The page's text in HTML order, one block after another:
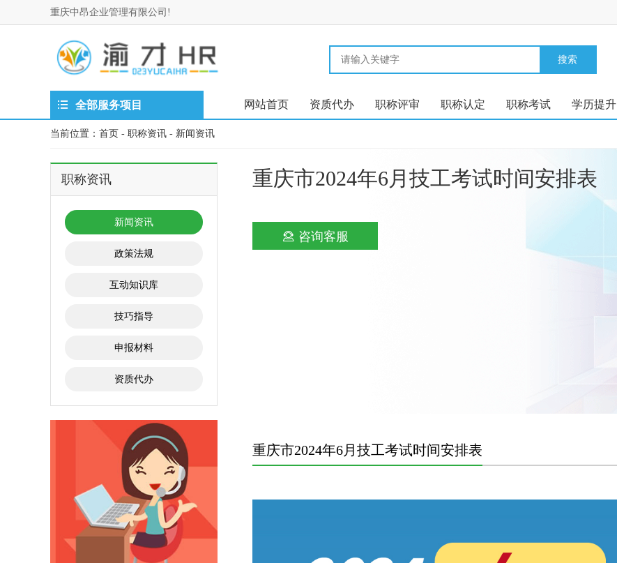
重庆中昂企业管理有限公司!
全部服务项目 网站首页 资质代办 职称评审 职称认定 职称考试 学历提升
当前位置： 首页 - 职称资讯 - 新闻资讯
职称资讯
新闻资讯
政策法规
互动知识库
技巧指导
申报材料
资质代办
重庆市2024年6月技工考试时间安排表
咨询客服
重庆市2024年6月技工考试时间安排表